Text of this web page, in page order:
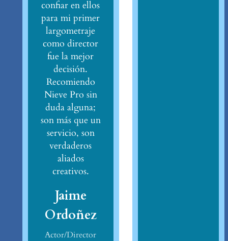
confiar en ellos
para mi primer
largometraje
como director
fue la mejor
decisión.
Recomiendo
Nieve Pro sin
duda alguna;
son más que un
servicio, son
verdaderos
aliados
creativos.
Jaime
Ordoñez
Actor/Director